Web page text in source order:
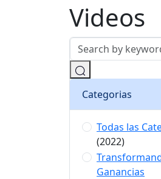
Videos
Categorias
Todas las
(2022)
Ganancias